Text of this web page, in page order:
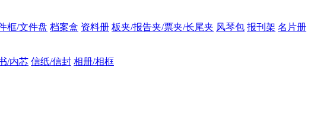
框/文件盘 档案盒 资料册 板夹/报告夹/票夹/长尾夹 风琴包 报刊架 名片册
/内芯 信纸/信封 相册/相框